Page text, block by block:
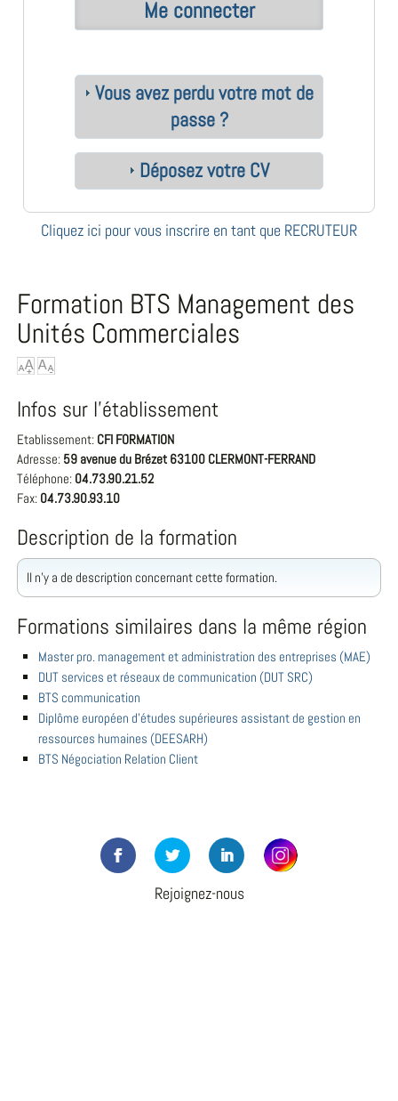
Vous avez perdu votre mot de
passe ?
Déposez votre CV
Cliquez ici pour vous inscrire en tant que RECRUTEUR
Formation BTS Management des
Unités Commerciales
Infos sur l'établissement
Etablissement: CFI FORMATION
Adresse: 59 avenue du Brézet 63100 CLERMONT-FERRAND
Téléphone: 04.73.90.21.52
Fax: 04.73.90.93.10
Description de la formation
Il n'y a de description concernant cette formation.
Formations similaires dans la même région
Master pro. management et administration des entreprises (MAE)
DUT services et réseaux de communication (DUT SRC)
BTS communication
Diplôme européen d'études supérieures assistant de gestion en
ressources humaines (DEESARH)
BTS Négociation Relation Client
Rejoignez-nous